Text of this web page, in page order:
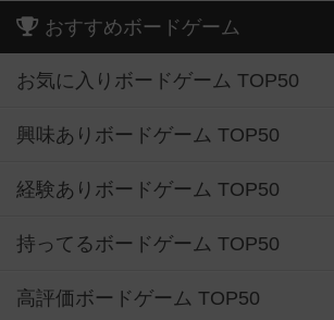
おすすめボードゲーム
お気に入りボードゲーム TOP50
興味ありボードゲーム TOP50
経験ありボードゲーム TOP50
持ってるボードゲーム TOP50
高評価ボードゲーム TOP50